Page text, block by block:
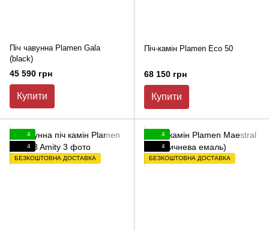
Піч чавунна Plamen Gala
(black)
45 590 грн
Купити
Піч-камін Plamen Eco 50
68 150 грн
Купити
4
4
БЕЗКОШТОВНА ДОСТАВКА
4
4
БЕЗКОШТОВНА ДОСТАВКА